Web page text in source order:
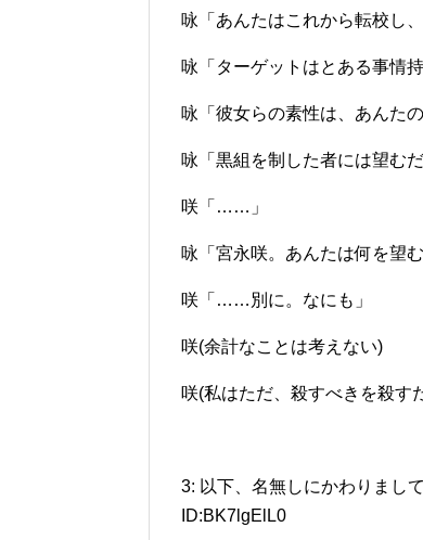
咏「あんたはこれから転校し
咏「ターゲットはとある事情
咏「彼女らの素性は、あんた
咏「黒組を制した者には望む
咲「……」
咏「宮永咲。あんたは何を望む
咲「……別に。なにも」
咲(余計なことは考えない)
咲(私はただ、殺すべきを殺す
3: 以下、名無しにかわりまし
ID:BK7lgElL0